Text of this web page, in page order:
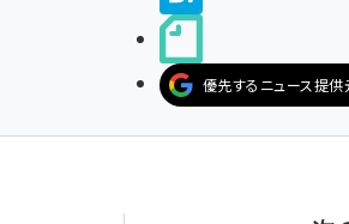
優先するニュース提